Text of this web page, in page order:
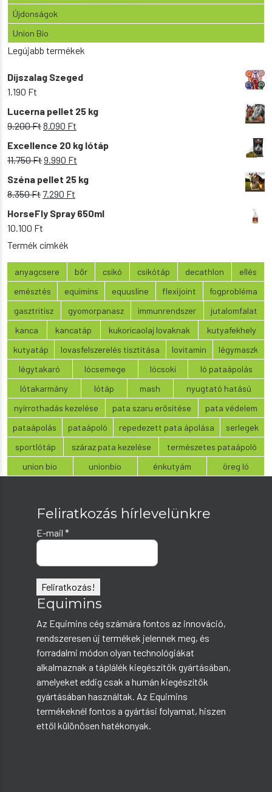
Újdonságok
Union Bio
Legújabb termékek
Díjszalag Szeged
1.190 Ft
Lucerna pellet 25 kg
9.200FtOriginal
9.200 Ft.
8.090 Ft
is:
8.090 Ft.
Excellence 20 kg lótáp
11.750FtOriginal
11.750 Ft.
9.990 Ft
is:
Széna pellet 25 kg
8.350Ft Original
was:
7.290 Ft
HorseFly Spray 650ml
10.100 Ft
Termék címkék
anyagcsere bőr csikó csikótáp decathlon
ellés
emésztés
equimins equusline flexijoint
fogprobléma
gasztritisz
gyomorpanasz immunrendszer
jutalomfalat
kanca
kancatáp kukoricaolaj lovaknak
kutyafekhely
kutyatáp
lovasfelszerelés tisztítása lovitamin
légymaszk
légytakaró
lócsemege lócsoki
ló pataápolás
lótakarmány
lótáp mash
nyugtató hatású
nyírrothadás kezelése
pata szaru erősítése
pata védelem
pataápolás
pataápoló repedezett pata ápolása
serlegek
sportlótáp
száraz pata kezelése
természetes pataápoló
union bio
unionbio énkutyám öreg ló
Feliratkozás hírlevelünkre
E-mail *
Equimins
Az Equimins cég számára fontos az innováció,
rendszeresen új termékek jelennek meg, és
forradalmi módon olyan technológiákat
alkalmaznak a táplálék kiegészítők gyártásában,
amelyeket eddig csak a humán kiegészítők
gyártásában használtak. Az Equimins
termékeknél fontos a gyártási folyamat, hiszen
ettől különösen hatékonyak.